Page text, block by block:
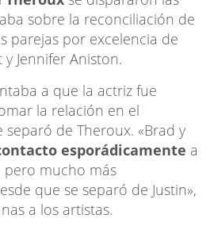
sobre la reconciliación de
parejas por excelencia de
Jennifer Aniston.
a que la actriz fue
la relación en el
de Theroux. «Brad y
esporádicamente a
pero mucho más
que se separó de Justin»,
a los artistas.